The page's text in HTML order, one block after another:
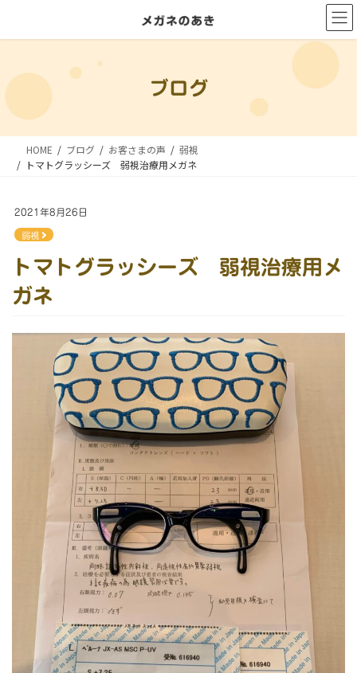
ン
ツ
ー
シ
ブログ
HOME ブログ お客さまの声
弱視
トマトグラッシーズ 弱視治療用メガネ
2021年8月26日
弱視
トマトグラッシーズ 弱視治療用メ
ガネ